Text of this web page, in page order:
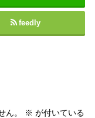
feedly
ん。 ※ が付いている